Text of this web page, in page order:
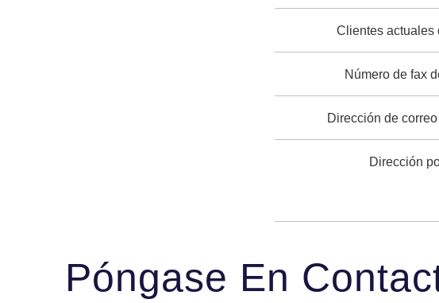
Clientes actuales
Número de fax
Dirección de
Dirección
Póngase En